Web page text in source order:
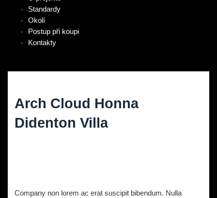
Standardy
Okolí
Postup při koupi
Kontakty
Arch Cloud Honna
Didenton Villa
Company non lorem ac erat suscipit bibendum. Nulla